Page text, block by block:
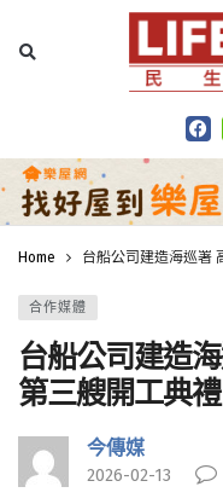
Home 台船公司建造海巡署
合作媒體
台船公司建造
第三艘開工典禮
今傳媒
2026-02-13